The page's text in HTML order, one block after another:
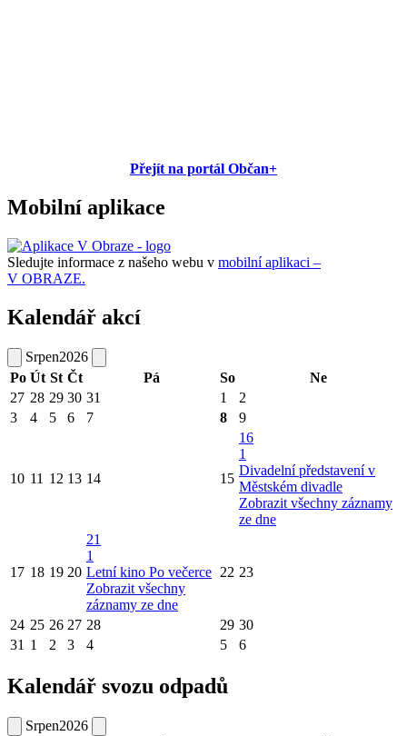
Přejít na portál Občan+
Mobilní aplikace
Sledujte informace z našeho webu v mobilní aplikaci –
V OBRAZE.
Kalendář akcí
Srpen2026
Po Út St Čt Pá So
Ne
27 28 29 30 31 1
2
3
4 5 6 7 8 9
10 11 12 13 14 15
16
1
Divadelní představení v
Městském divadle
Zobrazit všechny záznamy
ze dne
17 18 19 20
21
1
Letní kino Po večerce
Zobrazit všechny
záznamy ze dne
22 23
24 25 26 27 28 29 30
31 1 2 3 4 5 6
Kalendář svozu odpadů
Srpen2026